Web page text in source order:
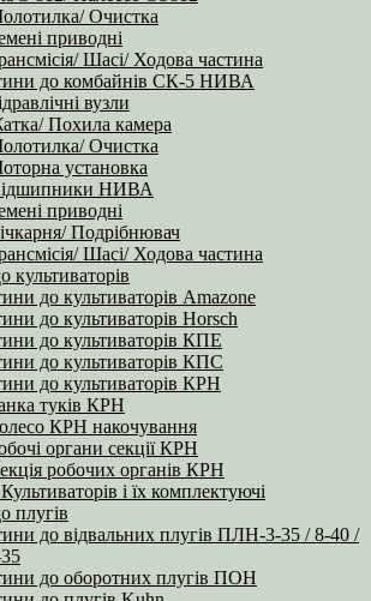
Очистка
приводні
Шасі/ Ходова частина
до комбайнів СК-5 НИВА
вузли
Похила камера
Очистка
установка
НИВА
приводні
Подрібнювач
Шасі/ Ходова частина
культиваторів
до культиваторів Amazone
до культиваторів Horsch
до культиваторів КПЕ
до культиваторів КПС
до культиваторів КРН
туків КРН
КРН накочування
органи секції КРН
робочих органів КРН
і їх комплектуючі
плугів
до відвальних плугів ПЛН-3-35 / 8-40 /
до оборотних плугів ПОН